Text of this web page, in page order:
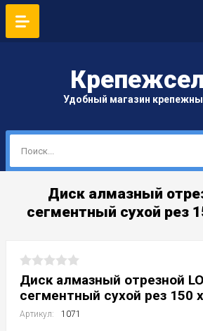
Крепеж
Удобный магазин
Диск алмазный
сегментный сухой рез
Диск алмазный отрезной
сегментный сухой рез 150
Артикул: 1071